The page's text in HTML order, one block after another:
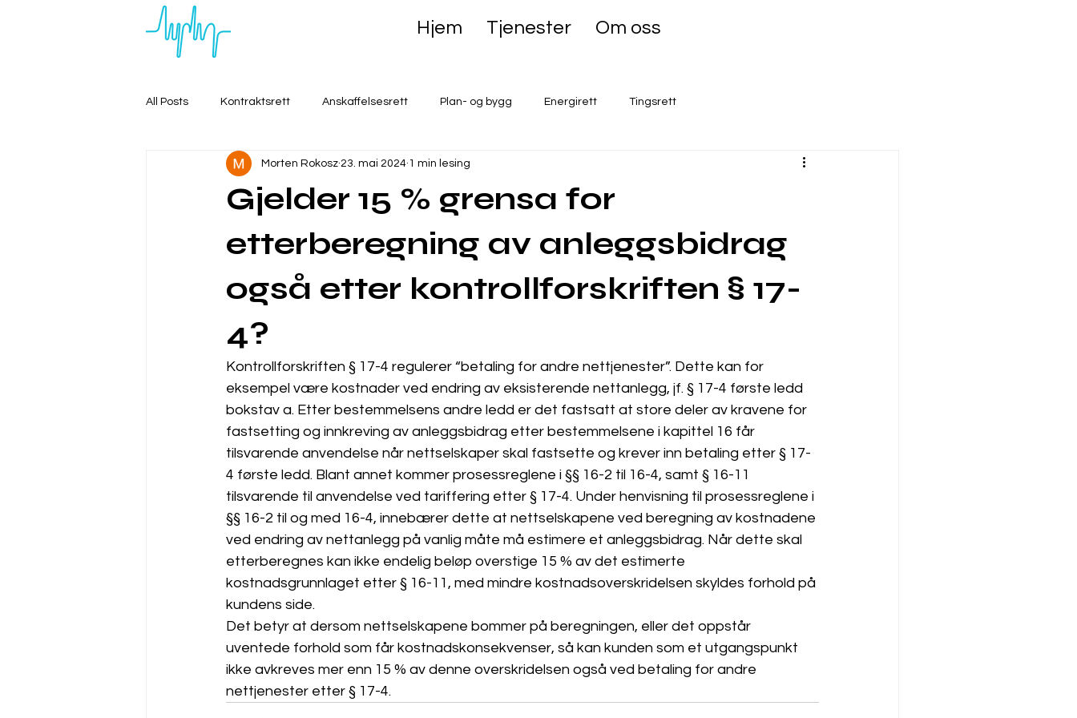
Hjem Tjenester Om oss
All Posts Kontraktsrett Anskaffelsesrett Plan- og bygg Energirett Tingsrett
Gjelder 15 % grensa for
etterberegning av anleggsbidrag
også etter kontrollforskriften § 17-
4?
Morten Rokosz 23. mai 2024 1 min lesing
Kontrollforskriften § 17-4 regulerer “betaling for andre nettjenester”. Dette kan for
eksempel være kostnader ved endring av eksisterende nettanlegg, jf. § 17-4 første ledd
bokstav a. Etter bestemmelsens andre ledd er det fastsatt at store deler av kravene for
fastsetting og innkreving av anleggsbidrag etter bestemmelsene i kapittel 16 får
tilsvarende anvendelse når nettselskaper skal fastsette og krever inn betaling etter § 17-
4 første ledd. Blant annet kommer prosessreglene i §§ 16-2 til 16-4, samt § 16-11
tilsvarende til anvendelse ved tariffering etter § 17-4. Under henvisning til prosessreglene i
§§ 16-2 til og med 16-4, innebærer dette at nettselskapene ved beregning av kostnadene
ved endring av nettanlegg på vanlig måte må estimere et anleggsbidrag. Når dette skal
etterberegnes kan ikke endelig beløp overstige 15 % av det estimerte
kostnadsgrunnlaget etter § 16-11, med mindre kostnadsoverskridelsen skyldes forhold på
kundens side.
Det betyr at dersom nettselskapene bommer på beregningen, eller det oppstår
uventede forhold som får kostnadskonsekvenser, så kan kunden som et utgangspunkt
ikke avkreves mer enn 15 % av denne overskridelsen også ved betaling for andre
nettjenester etter § 17-4.